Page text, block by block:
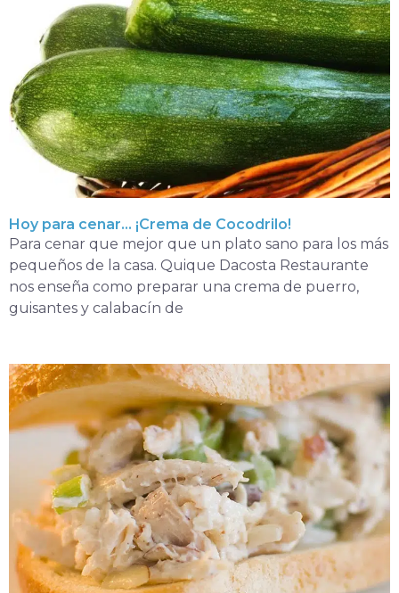
Hoy para cenar… ¡Crema de Cocodrilo!
Para cenar que mejor que un plato sano para los más
pequeños de la casa. Quique Dacosta Restaurante
nos enseña como preparar una crema de puerro,
guisantes y calabacín de